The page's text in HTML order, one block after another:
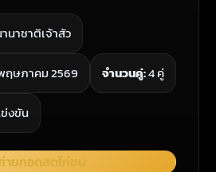
นาชาติเจ้าสัว
ฤษภาคม 2569 จำนวนคู่:4 คู่
งขัน
ายทอดสดไก่ชน